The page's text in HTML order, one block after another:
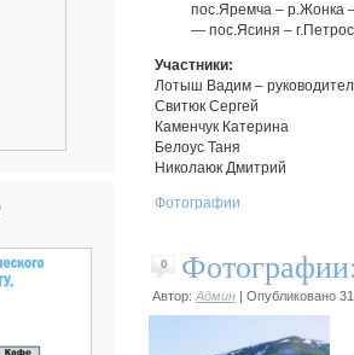
пос.Яремча – р.Жонка –
— пос.Ясиня – г.Петрос
Участники:
Лотыш Вадим –
Cвитюк Сергей
Каменчук Катерина
Белоус Таня
Николаюк Дмитрий
Фотографии
0
Автор: Админ | Опубликовано